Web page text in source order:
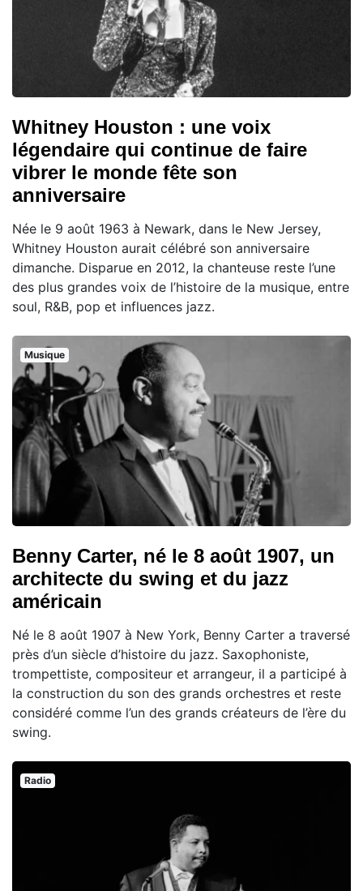
Whitney Houston : une voix
légendaire qui continue de faire
vibrer le monde fête son
anniversaire
Née le 9 août 1963 à Newark, dans le New Jersey,
Whitney Houston aurait célébré son anniversaire
dimanche. Disparue en 2012, la chanteuse reste l’une
des plus grandes voix de l’histoire de la musique, entre
soul, R&B, pop et influences jazz.
Musique
Benny Carter, né le 8 août 1907, un
architecte du swing et du jazz
américain
Né le 8 août 1907 à New York, Benny Carter a traversé
près d’un siècle d’histoire du jazz. Saxophoniste,
trompettiste, compositeur et arrangeur, il a participé à
la construction du son des grands orchestres et reste
considéré comme l’un des grands créateurs de l’ère du
swing.
Radio